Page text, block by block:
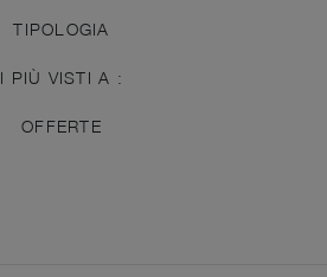
TIPOLOGIA
I PIÙ VISTI A :
OFFERTE